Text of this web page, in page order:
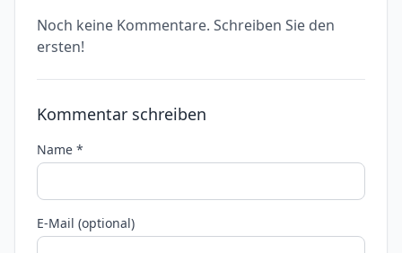
Noch keine Kommentare. Schreiben Sie den
ersten!
Kommentar schreiben
Name *
E-Mail (optional)